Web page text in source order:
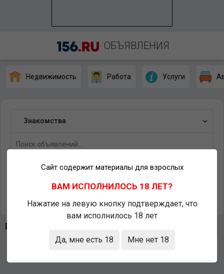
ОБЪЯВЛЕНИЯ
Недвижимость Работа Услуги
Знакомства
Южный Урал
Последние объявления
Сайт содержит материалы для взрослых
ВАМ ИСПОЛНИЛОСЬ 18 ЛЕТ?
Нажатие на левую кнопку подтверждает, что
вам исполнилось 18 лет
Да, мне есть 18 Мне нет 18